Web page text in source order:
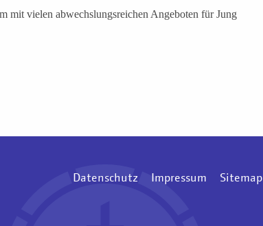
mit vielen abwechslungsreichen Angeboten für Jung
Datenschutz Impressum Sitemap